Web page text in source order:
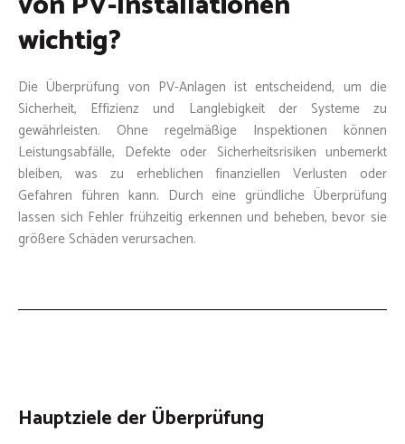
wichtig?
Die Überprüfung von PV-Anlagen ist entscheidend, um die
Sicherheit, Effizienz und Langlebigkeit der Systeme zu
gewährleisten. Ohne regelmäßige Inspektionen können
Leistungsabfälle, Defekte oder Sicherheitsrisiken unbemerkt
bleiben, was zu erheblichen finanziellen Verlusten oder
Gefahren führen kann. Durch eine gründliche Überprüfung
lassen sich Fehler frühzeitig erkennen und beheben, bevor sie
größere Schäden verursachen.
Hauptziele der Überprüfung